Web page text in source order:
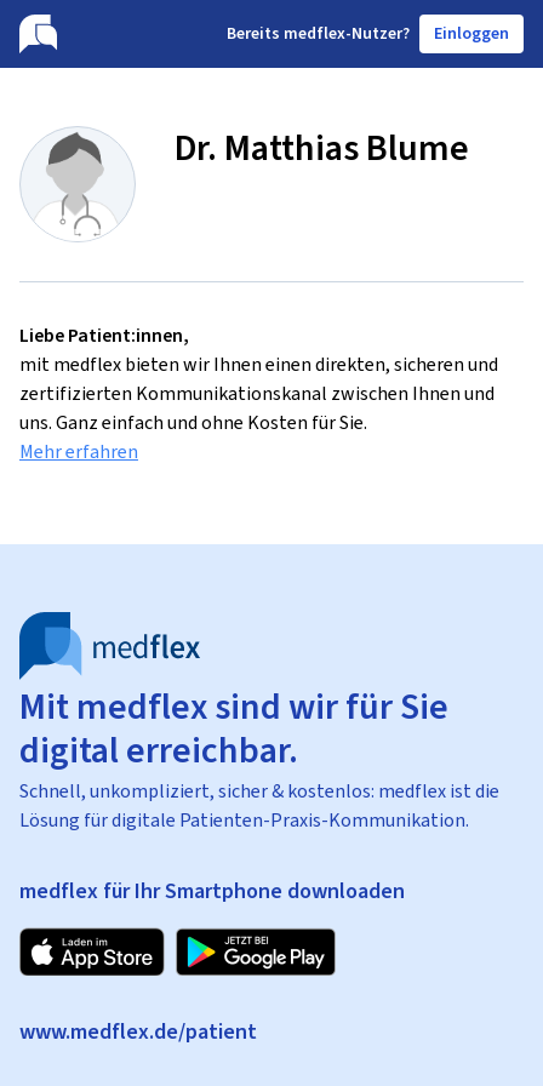
Bereits medflex-Nutzer? Einloggen
Dr. Matthias Blume
Liebe Patient:innen,
mit medflex bieten wir Ihnen einen direkten, sicheren und
zertifizierten Kommunikationskanal zwischen Ihnen und
uns. Ganz einfach und ohne Kosten für Sie.
Mehr erfahren
Mit medflex sind wir für Sie
digital erreichbar.
Schnell, unkompliziert, sicher & kostenlos: medflex ist die
Lösung für digitale Patienten-Praxis-Kommunikation.
medflex für Ihr Smartphone downloaden
www.medflex.de/patient